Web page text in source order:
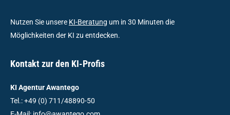
Nutzen Sie unsere KI-Beratung um in 30 Minuten die
Möglichkeiten der KI zu entdecken.
Kontakt zur den KI-Profis
KI Agentur Awantego
Tel.: +49 (0) 711/48890-50